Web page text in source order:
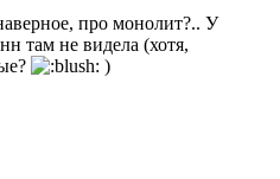
про монолит?.. У
там не видела (хотя,
)